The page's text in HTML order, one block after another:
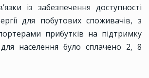
із забезпечення доступності
для побутових споживачів, з
прибутків на підтримку
для населення було сплачено 2, 8